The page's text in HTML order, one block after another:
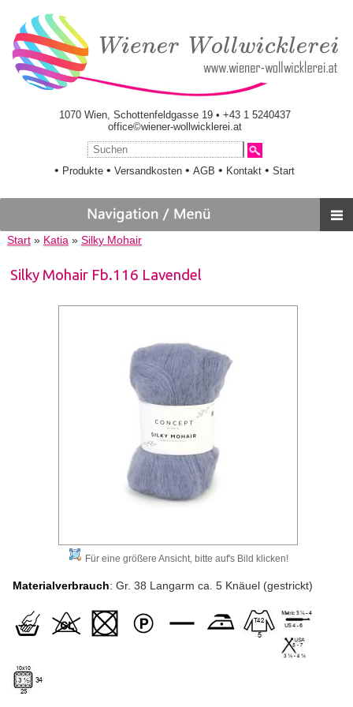
1070 Wien, Schottenfeldgasse 19 • +43 1 5240437
office©wiener-wollwicklerei.at
• Produkte •Versandkosten •AGB • Kontakt •Start
Start» Katia» Silky Mohair
Silky Mohair Fb.116 Lavendel
Für eine größere Ansicht, bitte auf's Bild klicken!
Materialverbrauch: Gr. 38 Langarm ca. 5 Knäuel (gestrickt)